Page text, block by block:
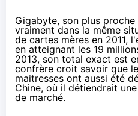
Gigabyte, son plus
vraiment dans la même
de cartes mères en 2011,
en atteignant les 19
2013, son total exact est
confrère croit savoir que
maitresses ont aussi été
Chine, où il détiendrait
de marché.